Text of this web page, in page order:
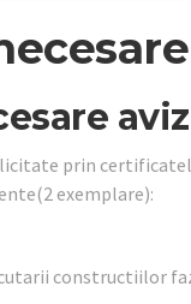
prin
exemplare):
constructiilor